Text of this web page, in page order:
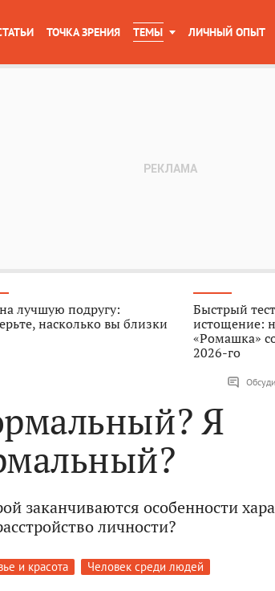
ТОЧКА ЗРЕНИЯ ТЕМЫ ЛИЧНЫЙ ОПЫТ
лучшую подругу:
насколько вы близки
Быстрый
истощение:
«Ромашка»
2026-го
Я
заканчиваются особенности
личности?
и красота Человек среди людей